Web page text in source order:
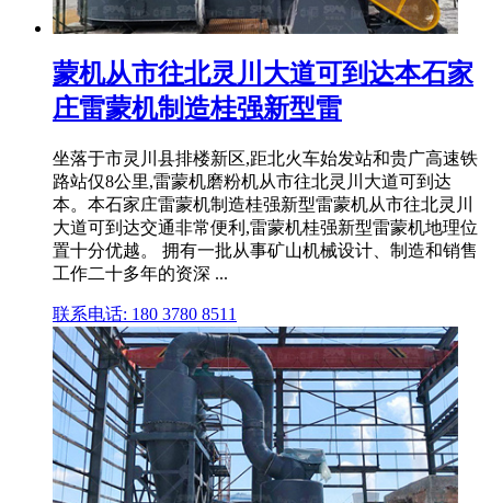
蒙机从市往北灵川大道可到达本石家
庄雷蒙机制造桂强新型雷
坐落于市灵川县排楼新区,距北火车始发站和贵广高速铁
路站仅8公里,雷蒙机磨粉机从市往北灵川大道可到达
本。本石家庄雷蒙机制造桂强新型雷蒙机从市往北灵川
大道可到达交通非常便利,雷蒙机桂强新型雷蒙机地理位
置十分优越。 拥有一批从事矿山机械设计、制造和销售
工作二十多年的资深 ...
联系电话: 180 3780 8511